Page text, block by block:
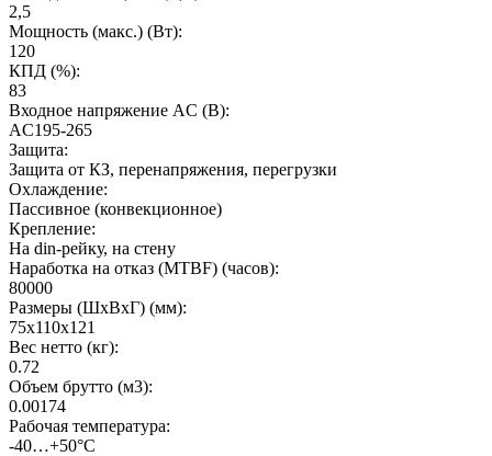
2,5
Мощность (макс.) (Вт):
120
КПД (%):
83
Входное напряжение AC (В):
AC195-265
Защита:
Защита от КЗ, перенапряжения, перегрузки
Охлаждение:
Пассивное (конвекционное)
Крепление:
На din-рейку, на стену
Наработка на отказ (MTBF) (часов):
80000
Размеры (ШхВхГ) (мм):
75x110x121
Вес нетто (кг):
0.72
Объем брутто (м3):
0.00174
Рабочая температура:
-40…+50°C